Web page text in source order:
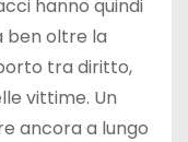
hanno quindi
ben oltre la
tra diritto,
vittime. Un
ancora a lungo